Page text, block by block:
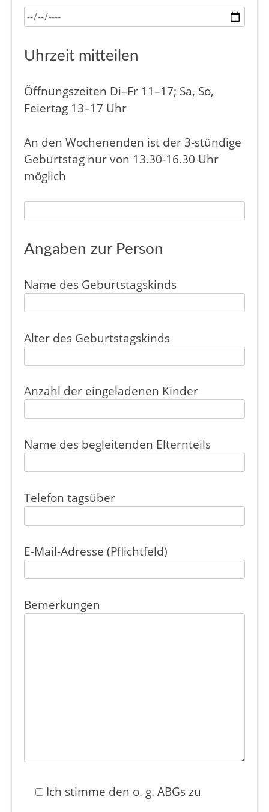
Uhrzeit mitteilen
Öffnungszeiten Di–Fr 11–17; Sa, So,
Feiertag 13–17 Uhr
An den Wochenenden ist der 3-stündige
Geburtstag nur von 13.30-16.30 Uhr
möglich
Angaben zur Person
Name des Geburtstagskinds
Alter des Geburtstagskinds
Anzahl der eingeladenen Kinder
Name des begleitenden Elternteils
Telefon tagsüber
E-Mail-Adresse (Pflichtfeld)
Bemerkungen
Ich stimme den o. g. ABGs zu